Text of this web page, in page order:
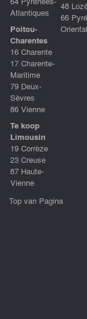
Atlantiques
Poitou-
Charentes
16 Charente
17 Charente-
Maritime
79 Deux-
Sèvres
86 Vienne
Te koop
Limousin
19 Corrèze
23 Creuse
87 Haute-
Vienne
48
66
Top van Pagina